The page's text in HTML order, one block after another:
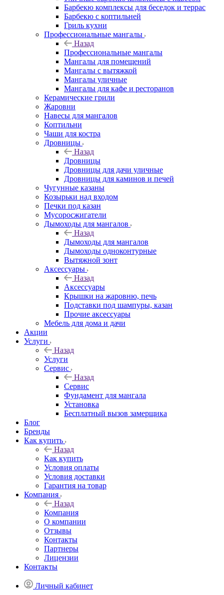
Барбекю комплексы для беседок и террас
Барбекю с коптильней
Гриль кухни
Профессиональные мангалы
Назад
Профессиональные мангалы
Мангалы для помещений
Мангалы с вытяжкой
Мангалы уличные
Мангалы для кафе и ресторанов
Керамические грили
Жаровни
Навесы для мангалов
Коптильни
Чаши для костра
Дровницы
Назад
Дровницы
Дровницы для дачи уличные
Дровницы для каминов и печей
Чугунные казаны
Козырьки над входом
Печки под казан
Мусоросжигатели
Дымоходы для мангалов
Назад
Дымоходы для мангалов
Дымоходы одноконтурные
Вытяжной зонт
Аксессуары
Назад
Аксессуары
Крышки на жаровню, печь
Подставки под шампуры, казан
Прочие аксессуары
Мебель для дома и дачи
Акции
Услуги
Назад
Услуги
Сервис
Назад
Сервис
Фундамент для мангала
Установка
Бесплатный вызов замерщика
Блог
Бренды
Как купить
Назад
Как купить
Условия оплаты
Условия доставки
Гарантия на товар
Компания
Назад
Компания
О компании
Отзывы
Контакты
Партнеры
Лицензии
Контакты
Личный кабинет